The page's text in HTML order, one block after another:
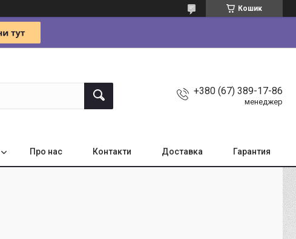
Кошик
+380 (67) 389-17-86
менеджер
Про нас Контакти Доставка Гарантия